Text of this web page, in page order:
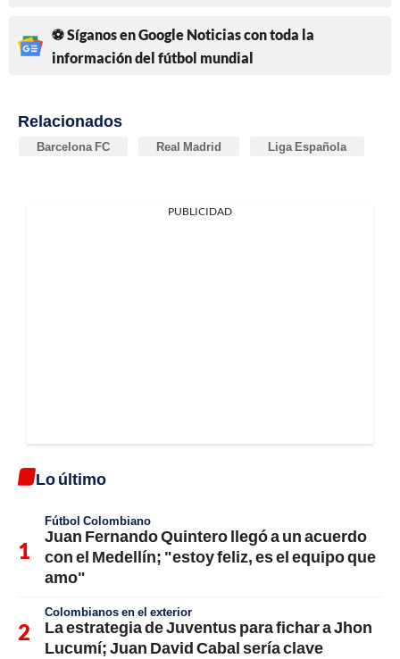
⚽ Síganos en Google Noticias con toda la
información del fútbol mundial
Relacionados
Barcelona FC Real Madrid Liga Española
PUBLICIDAD
Lo último
Fútbol Colombiano
Juan Fernando Quintero llegó a un acuerdo
con el Medellín; "estoy feliz, es el equipo que
amo"
Colombianos en el exterior
La estrategia de Juventus para fichar a Jhon
Lucumí; Juan David Cabal sería clave